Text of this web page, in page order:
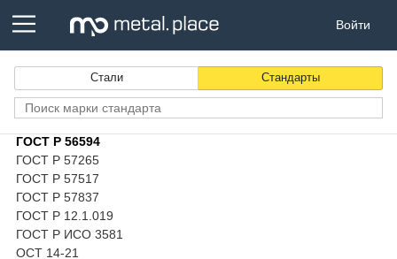
Войти
Стали Стандарты
ГОСТ Р 54909
ГОСТ Р 55374
ГОСТ Р 55375
ГОСТ Р 55820
ГОСТ Р 56299
ГОСТ Р 56354
ГОСТ Р 56594
ГОСТ Р 57265
ГОСТ Р 57517
ГОСТ Р 57837
ГОСТ Р 12.1.019
ГОСТ Р ИСО 3581
ОСТ 14-21